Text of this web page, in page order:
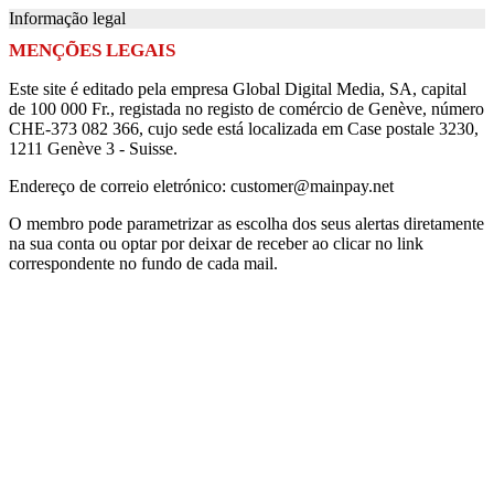
Informação legal
MENÇÕES LEGAIS
Este site é editado pela empresa Global Digital Media, SA, capital
de 100 000 Fr., registada no registo de comércio de Genève, número
CHE-373 082 366, cujo sede está localizada em Case postale 3230,
1211 Genève 3 - Suisse.
Endereço de correio eletrónico: customer@mainpay.net
O membro pode parametrizar as escolha dos seus alertas diretamente
na sua conta ou optar por deixar de receber ao clicar no link
correspondente no fundo de cada mail.